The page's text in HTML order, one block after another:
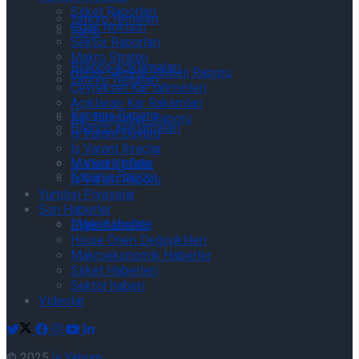
Yatırım Temaları
Bilanço açıklamaları
Kapanış Raporu
Market Update
Tümü
Yatırım Temaları
Bilanço açıklamaları
Kapanış Raporu
Market Update
Şirket Raporları
Odak Noktası
Sektör Raporları
Makro Strateji
Hisse Senedi Strateji Raporu
Çeyreksel Kar tahminleri
Açıklanan Kar Rakamları
Kar Tahminleri Raporu
İş Varant Duyuru
İş Varant İhraçlar
İş Varant İtfalar
İş Varant Raporu
Yurtdışı Piyasalar
Son Haberler
Diğer haberler
Hisse Öneri Değişiklileri
Makroekonomik Haberler
Şirket Haberleri
Sektör haberi
Videolar